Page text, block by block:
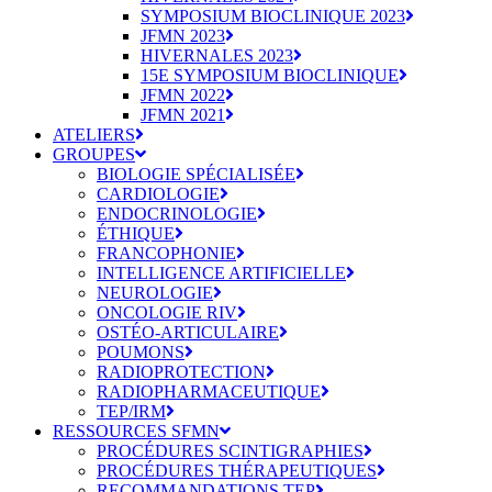
SYMPOSIUM BIOCLINIQUE 2023
JFMN 2023
HIVERNALES 2023
15E SYMPOSIUM BIOCLINIQUE
JFMN 2022
JFMN 2021
ATELIERS
GROUPES
BIOLOGIE SPÉCIALISÉE
CARDIOLOGIE
ENDOCRINOLOGIE
ÉTHIQUE
FRANCOPHONIE
INTELLIGENCE ARTIFICIELLE
NEUROLOGIE
ONCOLOGIE RIV
OSTÉO-ARTICULAIRE
POUMONS
RADIOPROTECTION
RADIOPHARMACEUTIQUE
TEP/IRM
RESSOURCES SFMN
PROCÉDURES SCINTIGRAPHIES
PROCÉDURES THÉRAPEUTIQUES